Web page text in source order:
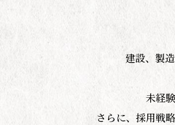
建設、製
未経
さらに、採用戦